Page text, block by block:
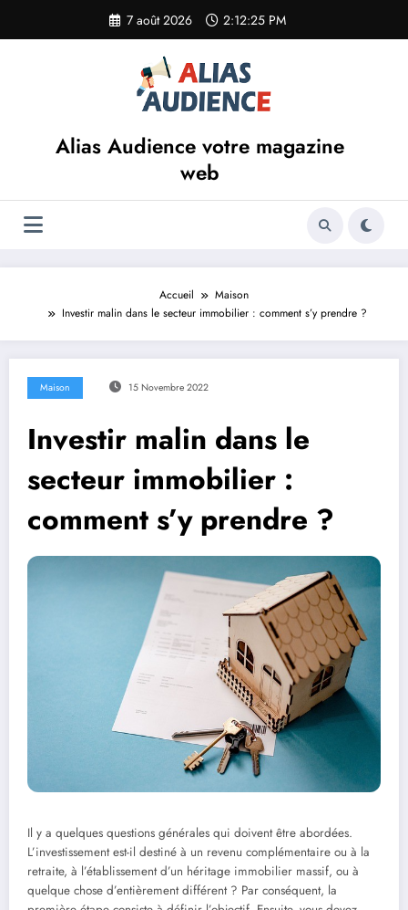
contenu
7 août 2026 2:12:26 PM
Alias Audience votre magazine
web
Accueil
Maison
Investir malin dans le secteur immobilier : comment s’y prendre ?
Maison 15 Novembre 2022
Investir malin dans le
secteur immobilier :
comment s’y prendre ?
Il y a quelques questions générales qui doivent être abordées.
L’investissement est-il destiné à un revenu complémentaire ou à la
retraite, à l’établissement d’un héritage immobilier massif, ou à
quelque chose d’entièrement différent ? Par conséquent, la